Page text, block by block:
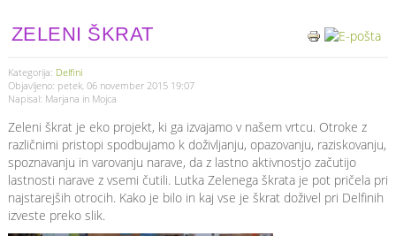
ZELENI ŠKRAT
Kategorija: Delfini
Objavljeno: petek, 06 november 2015 19:07
Napisal: Marjana in Mojca
Zeleni škrat je eko projekt, ki ga izvajamo v našem vrtcu. Otroke z
različnimi pristopi spodbujamo k doživljanju, opazovanju, raziskovanju,
spoznavanju in varovanju narave, da z lastno aktivnostjo začutijo
lastnosti narave z vsemi čutili. Lutka Zelenega škrata je pot pričela pri
najstarejših otrocih. Kako je bilo in kaj vse je škrat doživel pri Delfinih
izveste preko slik.